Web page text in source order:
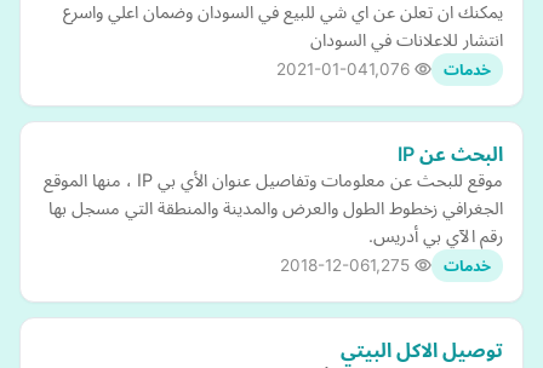
يمكنك ان تعلن عن اي شي للبيع في السودان وضمان اعلي واسرع
انتشار للاعلانات في السودان
خدمات 2021-01-04
البحث عن IP
موقع للبحث عن معلومات وتفاصيل عنوان الأي بي IP ، منها الموقع
الجغرافي زخطوط الطول والعرض والمدينة والمنطقة التي مسجل بها
رقم الآي بي أدريس.
خدمات 2018-12-06
توصيل الاكل البيتي